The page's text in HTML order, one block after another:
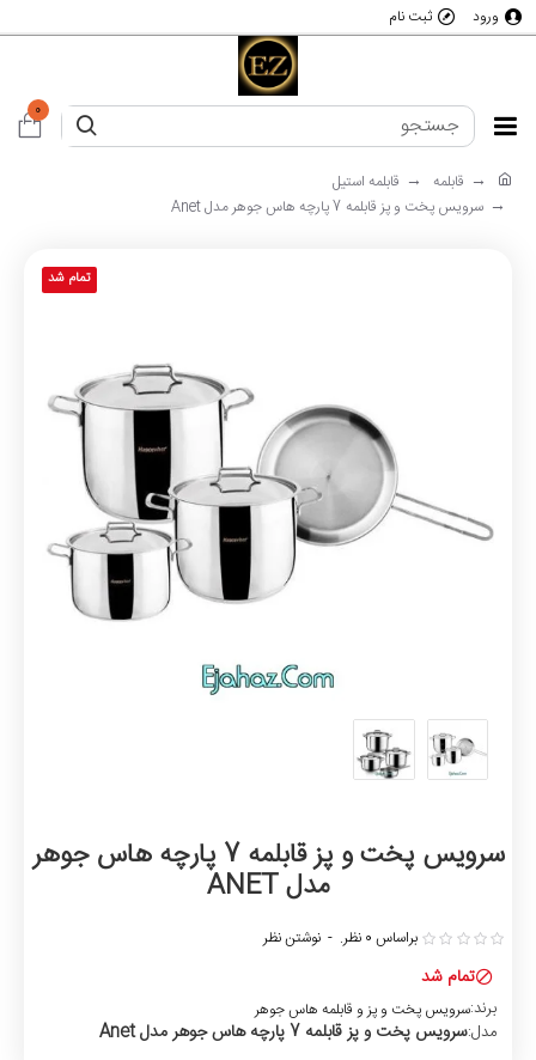
ورود ثبت نام
0
قابلمه
قابلمه استیل
سرویس پخت و پز قابلمه 7 پارچه هاس جوهر مدل Anet
تمام شد
سرویس پخت و پز قابلمه 7 پارچه هاس جوهر
مدل ANET
تمام شد
برند:سرویس پخت و پز و قابلمه هاس جوهر
مدل:سرویس پخت و پز قابلمه 7 پارچه هاس جوهر مدل Anet
براساس 0 نظر. - نوشتن نظر